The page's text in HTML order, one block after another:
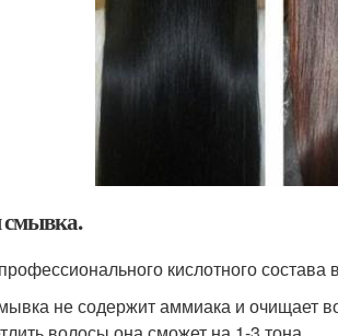
смывка.
кислотного состава
не содержит аммиака и очищает